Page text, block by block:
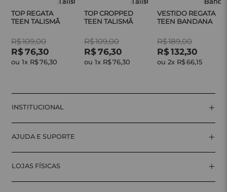
TOP REGATA
TEEN TALISMÃ
R$109,00
R$76,30
ou 1x R$76,30
TOP CROPPED
TEEN TALISMÃ
R$109,00
R$76,30
ou 1x R$76,30
VESTIDO REGATA
TEEN BANDANA
R$189,00
R$132,30
ou 2x R$66,15
INSTITUCIONAL +
AJUDA E SUPORTE +
LOJAS FÍSICAS +